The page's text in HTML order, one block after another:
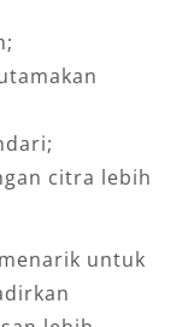
citra lebih
untuk